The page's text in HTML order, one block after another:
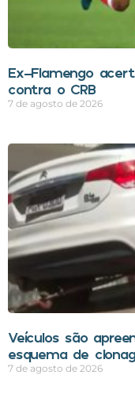
Ex-Flamengo
contra o CRB
7 de agosto de 2026
Veículos são
esquema de
7 de agosto de 2026